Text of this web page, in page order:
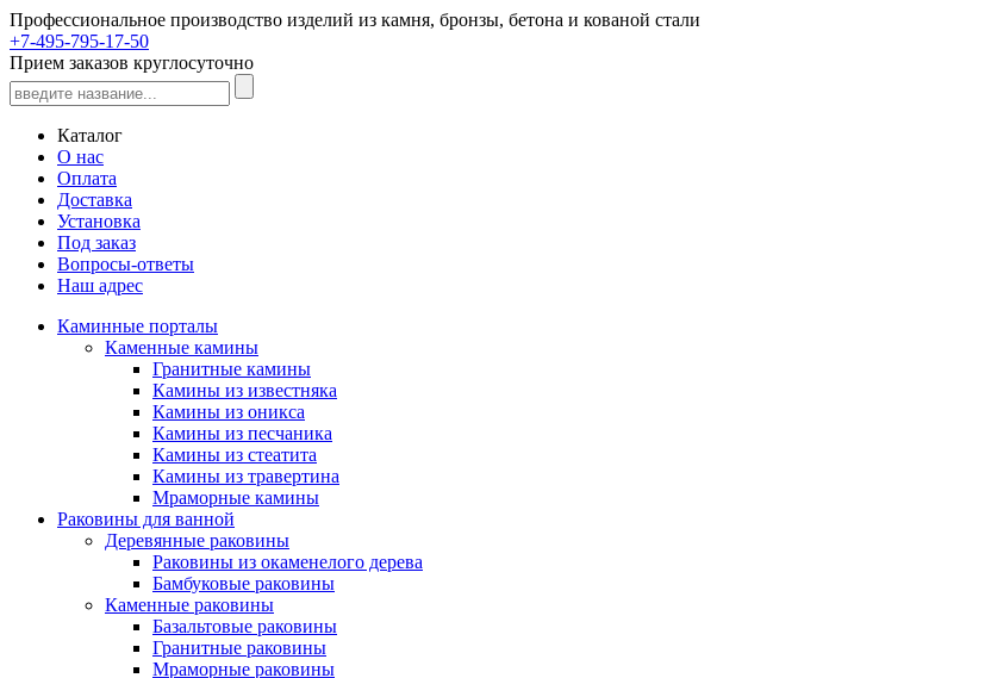
Профессиональное производство изделий из камня, бронзы, бетона и кованой стали
+7-495-795-17-50
Прием заказов круглосуточно
Каталог
О нас
Оплата
Доставка
Установка
Под заказ
Вопросы-ответы
Наш адрес
Каминные порталы
Каменные камины
Гранитные камины
Камины из известняка
Камины из оникса
Камины из песчаника
Камины из стеатита
Камины из травертина
Мраморные камины
Раковины для ванной
Деревянные раковины
Раковины из окаменелого дерева
Бамбуковые раковины
Каменные раковины
Базальтовые раковины
Гранитные раковины
Мраморные раковины